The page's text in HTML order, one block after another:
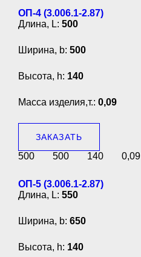
ОП-4 (3.006.1-2.87)
Длина, L: 500
Ширина, b: 500
Высота, h: 140
Масса изделия,т.: 0,09
ЗАКАЗАТЬ
500 500 140 0,09
ОП-5 (3.006.1-2.87)
Длина, L: 550
Ширина, b: 650
Высота, h: 140